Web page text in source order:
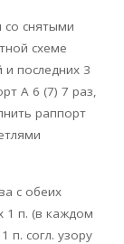
снятыми
схеме
последних 3
A 6 (7) 7 раз,
раппорт
с обеих
1 п. (в каждом
п. согл. узору